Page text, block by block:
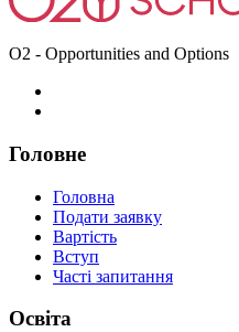
O2 - Opportunities and Options
Головне
Головна
Подати заявку
Вартість
Вступ
Часті запитання
Освіта